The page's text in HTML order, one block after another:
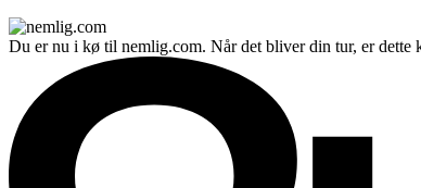
Du er nu i kø til nemlig.com. Når det bliver din tur, er dette